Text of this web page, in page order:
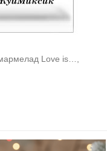
Love is…,